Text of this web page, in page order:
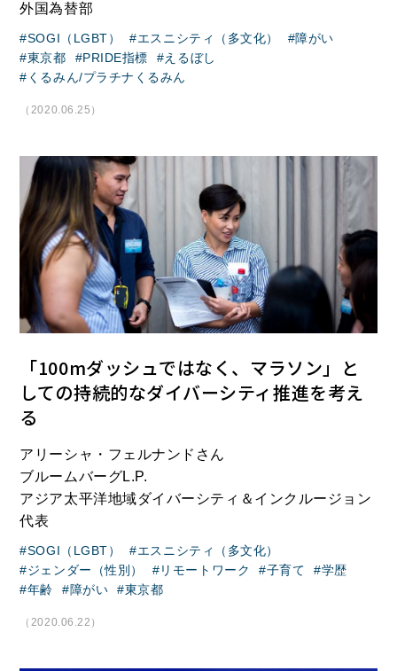
外国為替部
SOGI（LGBT） エスニシティ（多文化）
障がい
東京都
PRIDE指標
えるぼし
くるみん/プラチナくるみん
（2020.06.25）
「100mダッシュではなく、マラソン」と
しての持続的なダイバーシティ推進を考え
る
アリーシャ・フェルナンドさん
ブルームバーグL.P.
アジア太平洋地域ダイバーシティ＆インクルージョン
代表
SOGI（LGBT）
エスニシティ（多文化）
ジェンダー（性別）
リモートワーク 子育て
学歴
年齢
障がい 東京都
（2020.06.22）